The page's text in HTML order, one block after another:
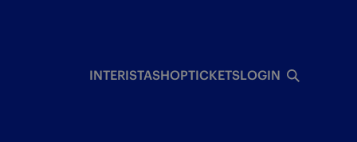
INTERISTASHOPTICKETSLOGIN